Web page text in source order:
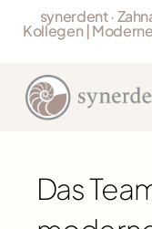
content
synerdent ·
Kollegen |
Das